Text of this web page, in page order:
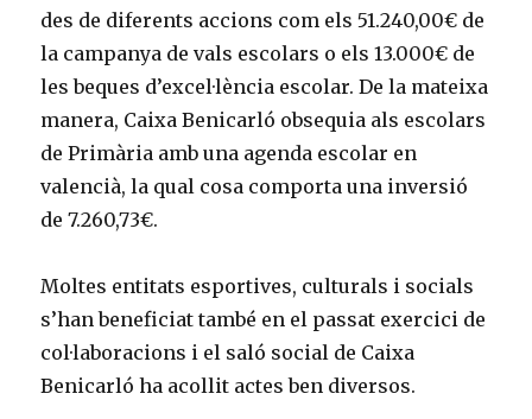
des de diferents accions com els 51.240,00€ de
la campanya de vals escolars o els 13.000€ de
les beques d’excel·lència escolar. De la mateixa
manera, Caixa Benicarló obsequia als escolars
de Primària amb una agenda escolar en
valencià, la qual cosa comporta una inversió
de 7.260,73€.
Moltes entitats esportives, culturals i socials
s’han beneficiat també en el passat exercici de
col·laboracions i el saló social de Caixa
Benicarló ha acollit actes ben diversos.